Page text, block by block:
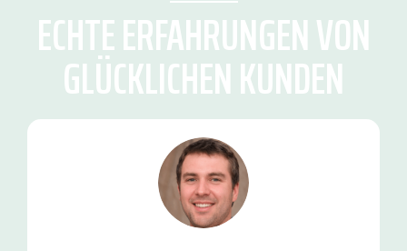
ECHTE ERFAHRUNGEN VON
GLÜCKLICHEN KUNDEN